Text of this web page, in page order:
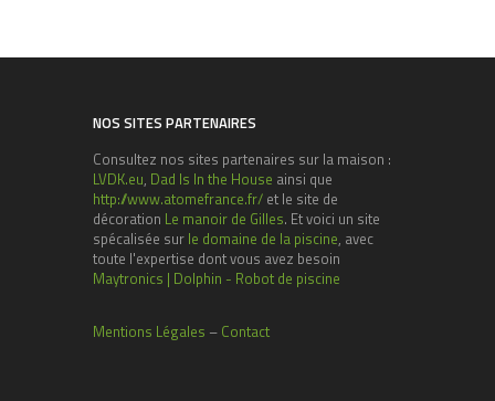
NOS SITES PARTENAIRES
Consultez nos sites partenaires sur la maison :
LVDK.eu, Dad Is In the House ainsi que
http://www.atomefrance.fr/ et le site de
décoration Le manoir de Gilles. Et voici un site
spécalisée sur le domaine de la piscine, avec
toute l'expertise dont vous avez besoin
Maytronics | Dolphin - Robot de piscine
Mentions Légales – Contact